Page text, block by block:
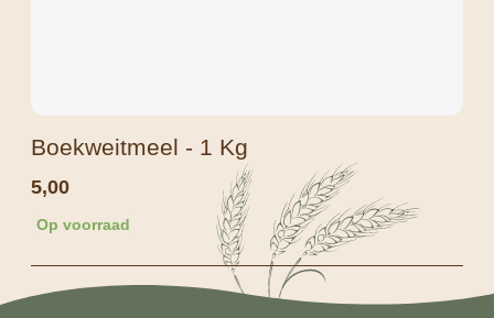
Boekweitmeel - 1 Kg
5,00
Op voorraad